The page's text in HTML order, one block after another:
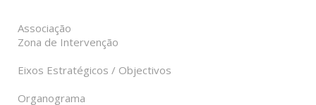
Associação
Zona de Intervenção
Eixos Estratégicos / Objectivos
Organograma